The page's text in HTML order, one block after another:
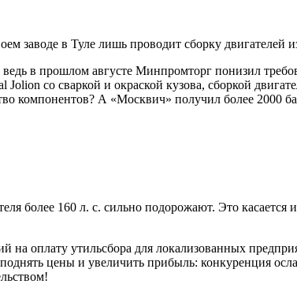
заводе в Туле лишь проводит сборку двигателей
в прошлом августе Минпромторг понизил
Jolion со сваркой и окраской кузова, сборкой
компонентов? А «Москвич» получил более
более 160 л. с. сильно подорожают. Это
на оплату утильсбора для локализованных
цены и увеличить прибыль: конкуренция